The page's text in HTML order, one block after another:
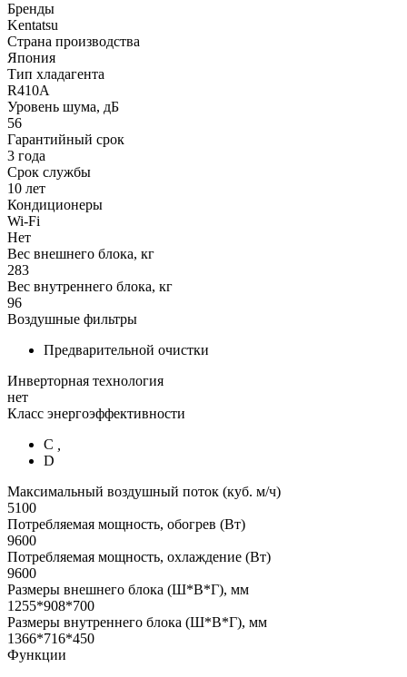
Бренды
Kentatsu
Страна производства
Япония
Тип хладагента
R410A
Уровень шума, дБ
56
Гарантийный срок
3 года
Срок службы
10 лет
Кондиционеры
Wi-Fi
Нет
Вес внешнего блока, кг
283
Вес внутреннего блока, кг
96
Воздушные фильтры
Предварительной очистки
Инверторная технология
нет
Класс энергоэффективности
C
D
Максимальный воздушный поток (куб. м/ч)
5100
Потребляемая мощность, обогрев (Вт)
9600
Потребляемая мощность, охлаждение (Вт)
9600
Размеры внешнего блока (Ш*В*Г), мм
1255*908*700
Размеры внутреннего блока (Ш*В*Г), мм
1366*716*450
Функции